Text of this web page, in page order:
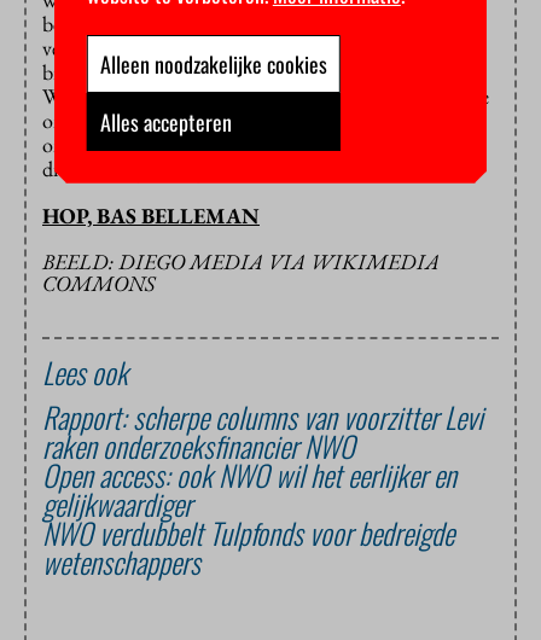
belang om dit model verder uit te werken en de
verschillen tussen de disciplines goed in kaart te
brengen.’ In haar brief onderstreept ze – net als
Weckhuysen zelf – ook het belang van het strategische
onderzoek: beide typen onderzoek noemt ze
onmisbaar. Maar ze zet een klein stapje in de richting
die Weckhuysen wijst.
HOP, BAS BELLEMAN
BEELD: DIEGO MEDIA VIA WIKIMEDIA
COMMONS
Lees ook
Rapport: scherpe columns van voorzitter Levi
raken onderzoeksfinancier NWO
Open access: ook NWO wil het eerlijker en
gelijkwaardiger
NWO verdubbelt Tulpfonds voor bedreigde
wetenschappers
Alleen noodzakelijke cookies
Alles accepteren